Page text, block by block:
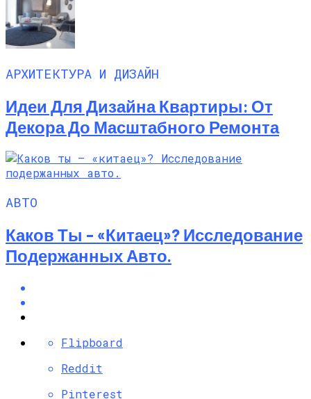
АРХИТЕКТУРА И ДИЗАЙН
Идеи Для Дизайна Квартиры: От
Декора До Масштабного Ремонта
АВТО
Каков Ты – «китаец»? Исследование
Подержанных Авто.
Flipboard
Reddit
Pinterest